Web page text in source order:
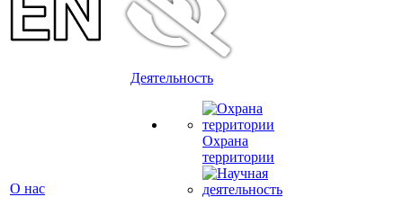
О нас
Деятельность
Охрана
территории